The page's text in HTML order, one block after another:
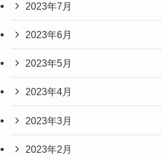
2023年7月
2023年6月
2023年5月
2023年4月
2023年3月
2023年2月